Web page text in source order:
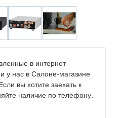
в интернет-
у нас в Салоне-магазине
вы хотите заехать к
наличие по телефону.